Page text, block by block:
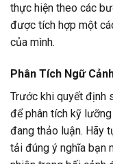
thực hiện theo các
được tích hợp một
của mình.
Phân Tích Ngữ
Trước khi quyết định
để phân tích kỹ
đang thảo luận. Hãy
tải đúng ý nghĩa bạn